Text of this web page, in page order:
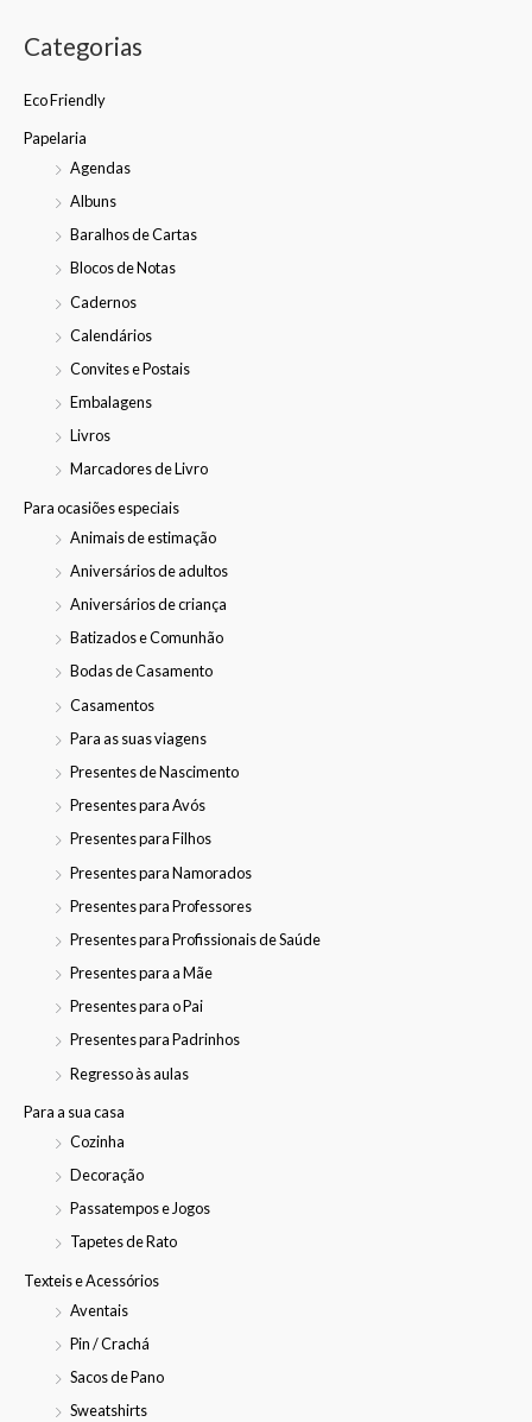
Categorias
Eco Friendly
Papelaria
Agendas
Albuns
Baralhos de Cartas
Blocos de Notas
Cadernos
Calendários
Convites e Postais
Embalagens
Livros
Marcadores de Livro
Para ocasiões especiais
Animais de estimação
Aniversários de adultos
Aniversários de criança
Batizados e Comunhão
Bodas de Casamento
Casamentos
Para as suas viagens
Presentes de Nascimento
Presentes para Avós
Presentes para Filhos
Presentes para Namorados
Presentes para Professores
Presentes para Profissionais de Saúde
Presentes para a Mãe
Presentes para o Pai
Presentes para Padrinhos
Regresso às aulas
Para a sua casa
Cozinha
Decoração
Passatempos e Jogos
Tapetes de Rato
Texteis e Acessórios
Aventais
Pin / Crachá
Sacos de Pano
Sweatshirts